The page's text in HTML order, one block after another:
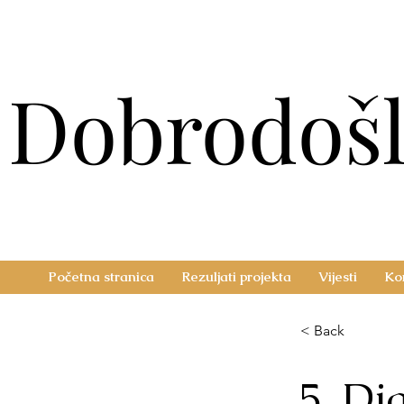
Početna stranica Rezuljati projekta Vijesti
< Back